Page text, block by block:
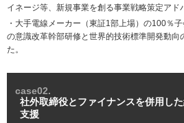
イネージ等、新規事業を創る事業戦略策定アド
・大手電線メーカー（東証1部上場）の100％
の意識改革幹部研修と世界的技術標準開発動向
た。
case02.
社外取締役とファイナンスを併用し
支援